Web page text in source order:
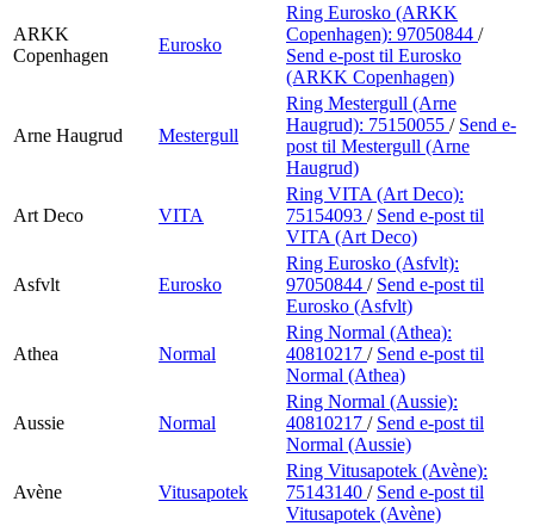
ARKK
Copenhagen
Eurosko
Ring Eurosko (ARKK
Copenhagen): 97050844 /
Send e-post til Eurosko
(ARKK Copenhagen)
Arne Haugrud Mestergull
Ring Mestergull (Arne
Haugrud): 75150055 / Send e-
post til Mestergull (Arne
Haugrud)
Art Deco VITA
Ring VITA (Art Deco):
75154093 / Send e-post til
VITA (Art Deco)
Asfvlt Eurosko
Ring Eurosko (Asfvlt):
97050844 / Send e-post til
Eurosko (Asfvlt)
Athea Normal
Ring Normal (Athea):
40810217 / Send e-post til
Normal (Athea)
Aussie Normal
Ring Normal (Aussie):
40810217 / Send e-post til
Normal (Aussie)
Avène Vitusapotek
Ring Vitusapotek (Avène):
75143140 / Send e-post til
Vitusapotek (Avène)